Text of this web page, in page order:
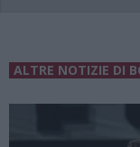
ALTRE NOTIZIE DI